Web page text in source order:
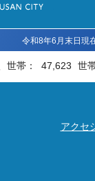
令和8年6月末日現
世帯： 47,623 世
アクセ